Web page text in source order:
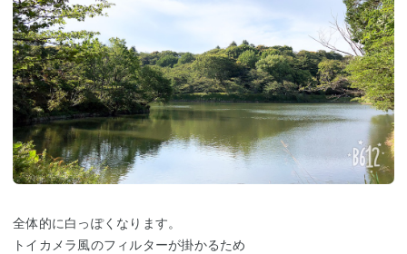
全体的に白っぽくなります。
トイカメラ風のフィルターが掛かるため